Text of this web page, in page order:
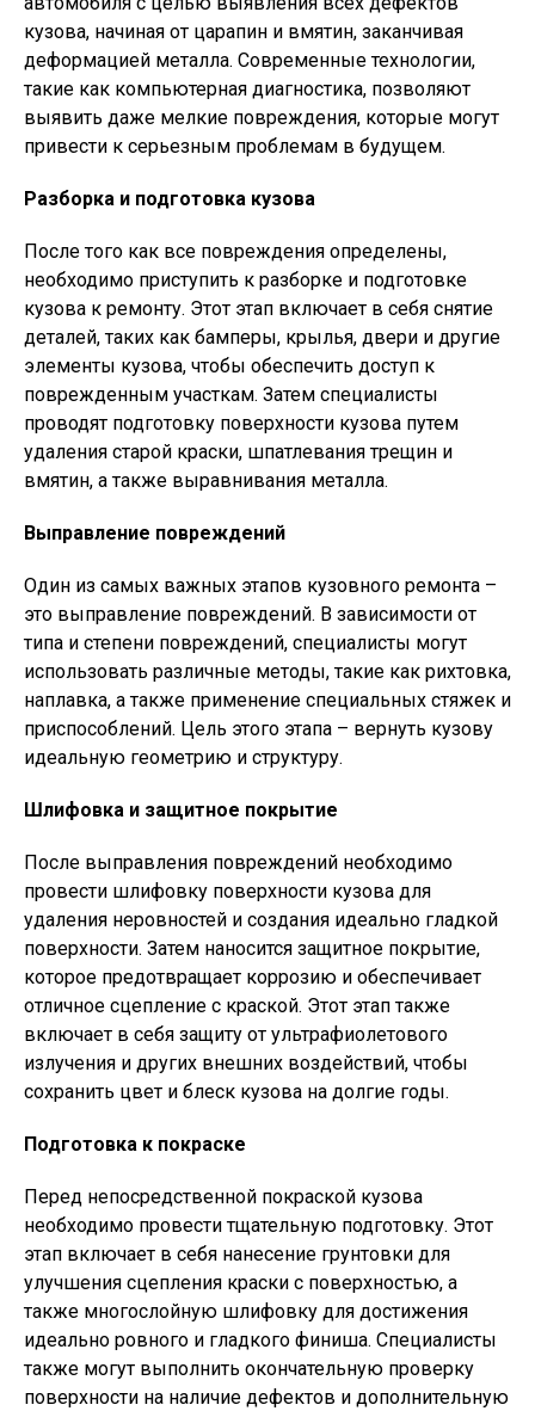
кузова, начиная от царапин и вмятин, заканчивая
деформацией металла. Современные технологии,
такие как компьютерная диагностика, позволяют
выявить даже мелкие повреждения, которые могут
привести к серьезным проблемам в будущем.
Разборка и подготовка кузова
После того как все повреждения определены,
необходимо приступить к разборке и подготовке
кузова к ремонту. Этот этап включает в себя снятие
деталей, таких как бамперы, крылья, двери и другие
элементы кузова, чтобы обеспечить доступ к
поврежденным участкам. Затем специалисты
проводят подготовку поверхности кузова путем
удаления старой краски, шпатлевания трещин и
вмятин, а также выравнивания металла.
Выправление повреждений
Один из самых важных этапов кузовного ремонта –
это выправление повреждений. В зависимости от
типа и степени повреждений, специалисты могут
использовать различные методы, такие как рихтовка,
наплавка, а также применение специальных стяжек и
приспособлений. Цель этого этапа – вернуть кузову
идеальную геометрию и структуру.
Шлифовка и защитное покрытие
После выправления повреждений необходимо
провести шлифовку поверхности кузова для
удаления неровностей и создания идеально гладкой
поверхности. Затем наносится защитное покрытие,
которое предотвращает коррозию и обеспечивает
отличное сцепление с краской. Этот этап также
включает в себя защиту от ультрафиолетового
излучения и других внешних воздействий, чтобы
сохранить цвет и блеск кузова на долгие годы.
Подготовка к покраске
Перед непосредственной покраской кузова
необходимо провести тщательную подготовку. Этот
этап включает в себя нанесение грунтовки для
улучшения сцепления краски с поверхностью, а
также многослойную шлифовку для достижения
идеально ровного и гладкого финиша. Специалисты
также могут выполнить окончательную проверку
поверхности на наличие дефектов и дополнительную